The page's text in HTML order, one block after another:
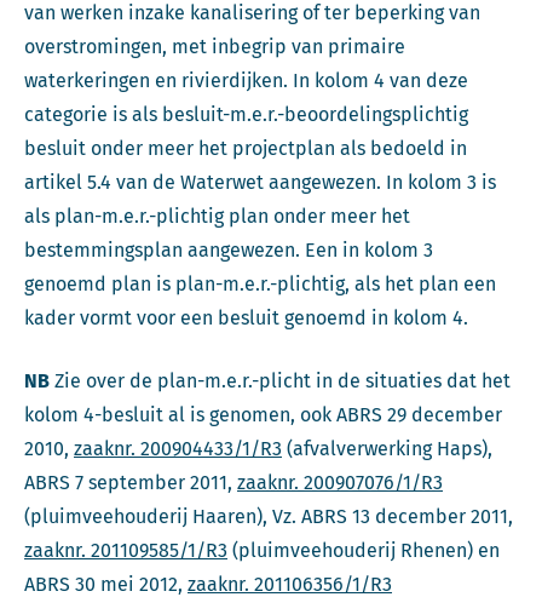
van werken inzake kanalisering of ter beperking van
overstromingen, met inbegrip van primaire
waterkeringen en rivierdijken. In kolom 4 van deze
categorie is als besluit-m.e.r.-beoordelingsplichtig
besluit onder meer het projectplan als bedoeld in
artikel 5.4 van de Waterwet aangewezen. In kolom 3 is
als plan-m.e.r.-plichtig plan onder meer het
bestemmingsplan aangewezen. Een in kolom 3
genoemd plan is plan-m.e.r.-plichtig, als het plan een
kader vormt voor een besluit genoemd in kolom 4.
NB Zie over de plan-m.e.r.-plicht in de situaties dat het
kolom 4-besluit al is genomen, ook ABRS 29 december
2010, zaaknr. 200904433/1/R3 (afvalverwerking Haps),
ABRS 7 september 2011, zaaknr. 200907076/1/R3
(pluimveehouderij Haaren), Vz. ABRS 13 december 2011,
zaaknr. 201109585/1/R3 (pluimveehouderij Rhenen) en
ABRS 30 mei 2012, zaaknr. 201106356/1/R3